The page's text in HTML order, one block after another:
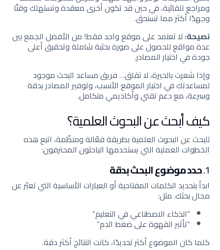
ومراجع تلقائية، في حين قد تكون أخرى معقدة وتستهلك وقتًا
وجهدًا أكثر مما تستحق.
نصيحة:لا تعتمد على موقع واحد فقط! من الأفضل الجمع بين
عدة مواقع للحصول على صورة بحثية شاملة وتحقيق أعلى
جودة في اختيار المصادر.
وإذا شعرت بالحيرة، لا تقلق… فريق مساعد البحث موجود
لمساعدتك في اختيار الموقع الأنسب، وتوفير المصادر بدقة
وسرعة، مع دعم تقني وأكاديمي متكامل.
كيف أبحث عن البحوث العلمية؟
للبحث عن البحوث العلمية بطريقة فعّالة ومنظّمة، اتبع هذه
الخطوات العملية التي يستخدمها الباحثون المحترفون:
حدد موضوع البحث بدقة
ابدأ بتحديد الكلمات المفتاحية أو العبارات الأساسية التي تعبّر عن
مجال بحثك. مثل:
“الذكاء الاصطناعي في التعليم”
“تأثير القهوة على ضغط الدم”
كلما كان الموضوع أكثر تحديدًا، كانت النتائج أكثر دقة.